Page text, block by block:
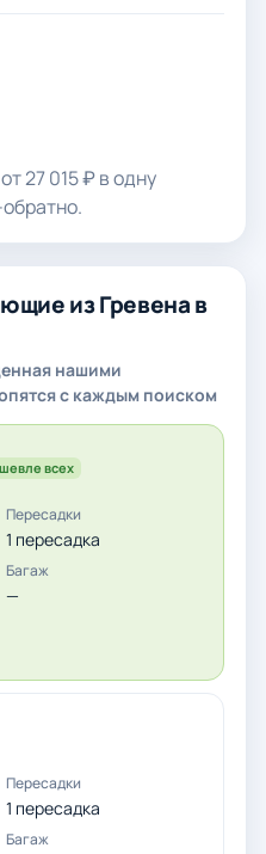
27 015 ₽ в одну
из Гревена в
нашими
с каждым поиском
всех
1 пересадка
—
1 пересадка